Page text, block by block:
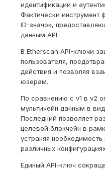
идентификации и
Фактически инструмент
ID-значок,
данным API.
В Etherscan API-ключи
пользователя,
действия и позволяя
юзерам.
По сравнению с v1 в v2
мультичейн данным в
Последний позволяет
целевой блокчейн в
устраняя
различных
Единый API-ключ